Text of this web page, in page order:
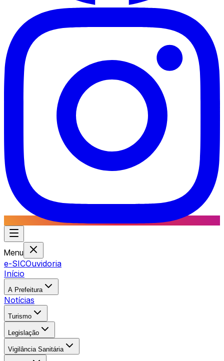
Menu
e-SICOuvidoria
Início
A Prefeitura
Notícias
Turismo
Legislação
Vigilância Sanitária